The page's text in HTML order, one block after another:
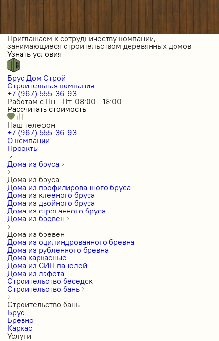
Приглашаем к сотрудничеству компании,
занимающиеся строительством деревянных домов
Узнать условия
Брус Дом Строй
Строительная компания
+7 (967) 555-36-93
Работам с Пн - Пт: 08:00 - 18:00
Рассчитать стоимость
Наш телефон
+7 (967) 555-36-93
О компании
Проекты
Дома из бруса
Дома из бруса
Дома из профилированного бруса
Дома из клееного бруса
Дома из двойного бруса
Дома из строганного бруса
Дома из бревен
Дома из бревен
Дома из оцилиндрованного бревна
Дома из рубленного бревна
Дома каркасные
Дома из СИП панелей
Дома из лафета
Строительство беседок
Строительство бань
Строительство бань
Брус
Бревно
Каркас
Услуги